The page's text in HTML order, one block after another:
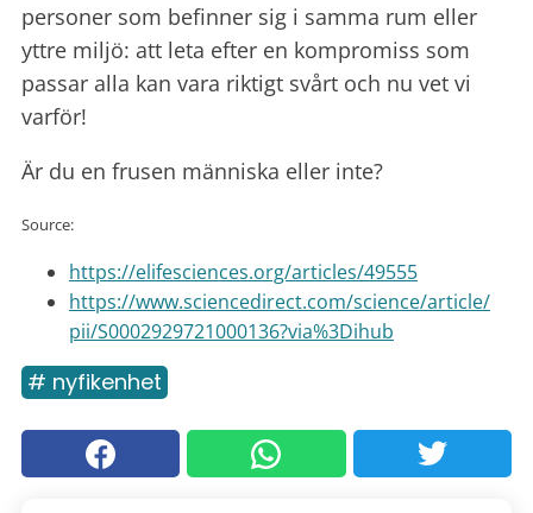
personer som befinner sig i samma rum eller
yttre miljö: att leta efter en kompromiss som
passar alla kan vara riktigt svårt och nu vet vi
varför!
Är du en frusen människa eller inte?
Source:
https://elifesciences.org/articles/49555
https://www.sciencedirect.com/science/article/
pii/S0002929721000136?via%3Dihub
# nyfikenhet